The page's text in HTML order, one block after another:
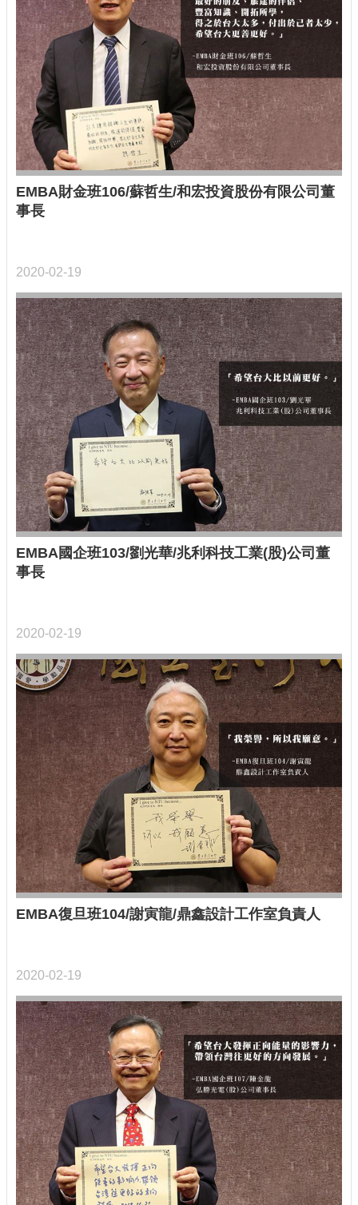
EMBA財金班106/蘇哲生/和宏投資股份有限公司董
事長
2020-02-19
EMBA國企班103/劉光華/兆利科技工業(股)公司董
事長
2020-02-19
EMBA復旦班104/謝寅龍/鼎鑫設計工作室負責人
2020-02-19